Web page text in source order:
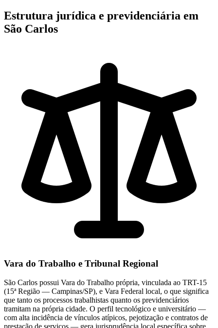
Estrutura jurídica e previdenciária em
São Carlos
Vara do Trabalho e Tribunal Regional
São Carlos possui Vara do Trabalho própria, vinculada ao TRT-15
(15ª Região — Campinas/SP), e Vara Federal local, o que significa
que tanto os processos trabalhistas quanto os previdenciários
tramitam na própria cidade. O perfil tecnológico e universitário —
com alta incidência de vínculos atípicos, pejotização e contratos de
prestação de serviços — gera jurisprudência local específica sobre